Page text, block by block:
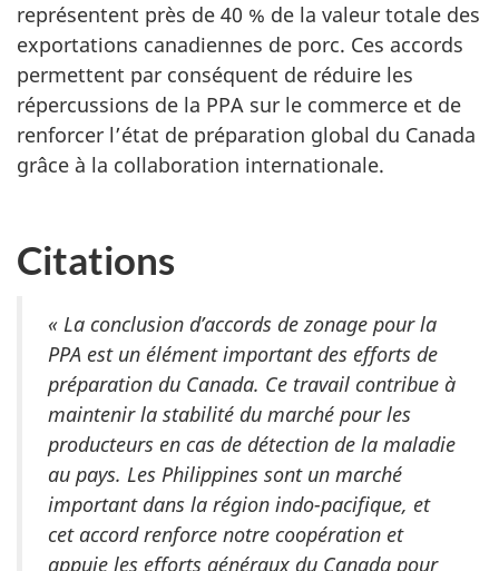
représentent près de 40 % de la valeur totale des
exportations canadiennes de porc. Ces accords
permettent par conséquent de réduire les
répercussions de la PPA sur le commerce et de
renforcer l’état de préparation global du Canada
grâce à la collaboration internationale.
Citations
« La conclusion d’accords de zonage pour la
PPA est un élément important des efforts de
préparation du Canada. Ce travail contribue à
maintenir la stabilité du marché pour les
producteurs en cas de détection de la maladie
au pays. Les Philippines sont un marché
important dans la région indo-pacifique, et
cet accord renforce notre coopération et
appuie les efforts généraux du Canada pour